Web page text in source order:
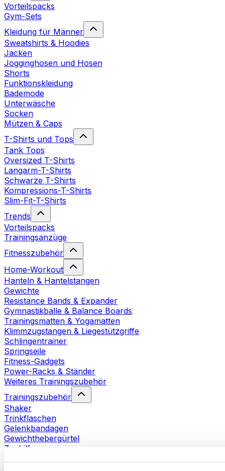
Vorteilspacks
Gym-Sets
Kleidung für Männer
Sweatshirts & Hoodies
Jacken
Jogginghosen und Hosen
Shorts
Funktionskleidung
Bademode
Unterwäsche
Socken
Mützen & Caps
T-Shirts und Tops
Tank Tops
Oversized T-Shirts
Langarm-T-Shirts
Schwarze T-Shirts
Kompressions-T-Shirts
Slim-Fit-T-Shirts
Trends
Vorteilspacks
Trainingsanzüge
Fitnesszubehör
Home-Workout
Hanteln & Hantelstangen
Gewichte
Resistance Bands & Expander
Gymnastikbälle & Balance Boards
Trainingsmatten & Yogamatten
Klimmzugstangen & Liegestützgriffe
Schlingentrainer
Springseile
Fitness-Gadgets
Power-Racks & Ständer
Weiteres Trainingszubehör
Trainingszubehör
Shaker
Trinkflaschen
Gelenkbandagen
Gewichthebergürtel
Zughilfen